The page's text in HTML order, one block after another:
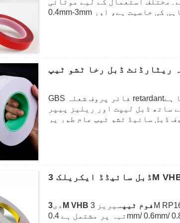
0.4mm-3mm تک ہوتی ہے۔اس میں بہت مضبوط چپکنے والی اور اچھی سگ ماہی کی خاصیت ہے، اور
فنکشن فراہم کیا جا سکے۔
ریٹارڈنٹ ڈبل رخا ٹشو ٹیپ
GBS فائر پروف شعلہ retardantہے
ساتھ ڈبل لیپت اور ریلیز پیپر
ڈبل سائیڈ ٹشو ٹیپ عام طور پر
کو پورا کیا جا سکے۔
دی 3M VHB فوم ٹیپ
سیریز 3M RP16 RP25 RP32 RP45 RP62 سرمئی رنگ کی پائیدار Acrylic Adhesive
تہہ پر مشتمل ہے 0.4mm/ 0.6mm/ 0.8mm/ 1.1mm/ 1.55mm موٹائی میں سفید گھنے کرافٹ پیپر کے